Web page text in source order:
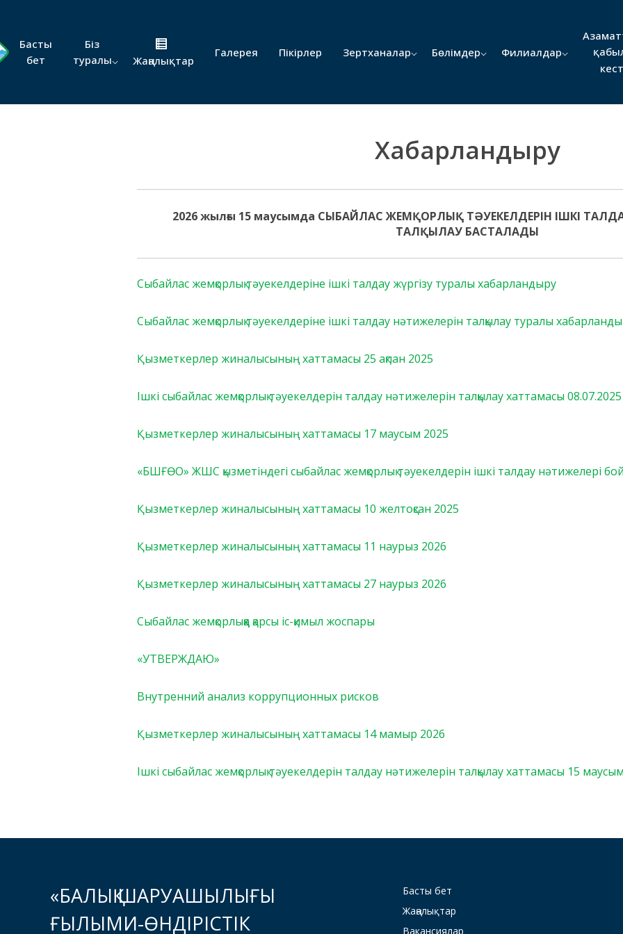
Басты
бет
Біз
туралы Жаңалықтар
Галерея Пікірлер Зертханалар Бөлімдер Филиалдар
Хабарландыру
2026 жылғы 15 маусымда СЫБАЙЛАС ЖЕМҚОРЛЫҚ ТӘУЕКЕЛДЕРІН ІШКІ
ТАЛҚЫЛАУ БАСТАЛАДЫ
Сыбайлас жемқорлық тәуекелдеріне ішкі талдау жүргізу туралы хабарландыру
Сыбайлас жемқорлық тәуекелдеріне ішкі талдау нәтижелерін талқылау туралы
Қызметкерлер жиналысының хаттамасы 25 ақпан 2025
Ішкі сыбайлас жемқорлық тәуекелдерін талдау нәтижелерін талқылау хаттамасы 08.07.2025
Қызметкерлер жиналысының хаттамасы 17 маусым 2025
«БШҒӨО» ЖШС қызметіндегі сыбайлас жемқорлық тәуекелдерін ішкі талдау нәтижелері
Қызметкерлер жиналысының хаттамасы 10 желтоқсан 2025
Қызметкерлер жиналысының хаттамасы 11 наурыз 2026
Қызметкерлер жиналысының хаттамасы 27 наурыз 2026
Сыбайлас жемқорлыққа қарсы іс-қимыл жоспары
«УТВЕРЖДАЮ»
Внутренний анализ коррупционных рисков
Қызметкерлер жиналысының хаттамасы 14 мамыр 2026
Ішкі сыбайлас жемқорлық тәуекелдерін талдау нәтижелерін талқылау хаттамасы 15
«БАЛЫҚ ШАРУАШЫЛЫҒЫ
ҒЫЛЫМИ-ӨНДІРІСТІК
Басты бет
Жаңалықтар
Вакансиялар